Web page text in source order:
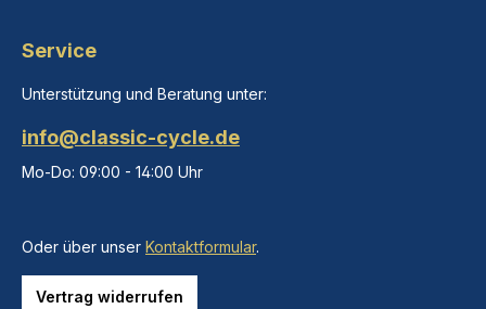
Service
Unterstützung und Beratung unter:
info@classic-cycle.de
Mo-Do: 09:00 - 14:00 Uhr
Oder über unser Kontaktformular.
Vertrag widerrufen